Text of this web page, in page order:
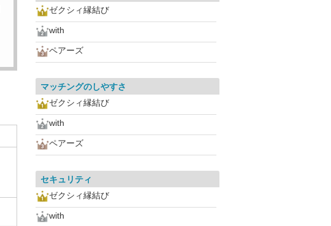
ゼクシィ縁結び
with
ペアーズ
マッチングのしやすさ
ゼクシィ縁結び
with
ペアーズ
セキュリティ
ゼクシィ縁結び
with